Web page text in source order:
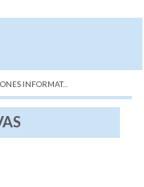
INFORMAT...